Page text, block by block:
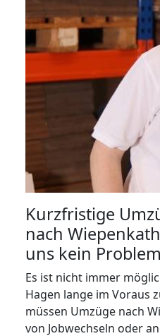
Kurzfristige
nach
uns kein
Es ist nicht immer
Hagen lange im Voraus
müssen Umzüge nach
von Jobwechseln oder